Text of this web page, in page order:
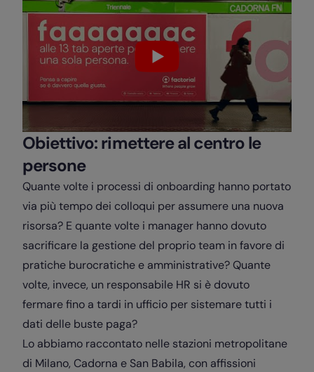
Obiettivo: rimettere al centro le
persone
Quante volte i processi di onboarding hanno portato
via più tempo dei colloqui per assumere una nuova
risorsa? E quante volte i manager hanno dovuto
sacrificare la gestione del proprio team in favore di
pratiche burocratiche e amministrative? Quante
volte, invece, un responsabile HR si è dovuto
fermare fino a tardi in ufficio per sistemare tutti i
dati delle buste paga?
Lo abbiamo raccontato nelle stazioni metropolitane
di Milano, Cadorna e San Babila, con affissioni